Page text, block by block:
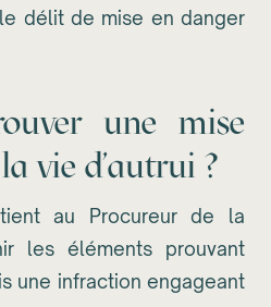
délit de mise en danger
une mise
vie d'autrui ?
au Procureur de la
les éléments prouvant
une infraction engageant